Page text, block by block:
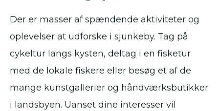
Der er masser af spændende aktiviteter og
oplevelser at udforske i sjunkeby. Tag på
cykeltur langs kysten, deltag i en fisketur
med de lokale fiskere eller besøg et af de
mange kunstgallerier og håndværksbutikker
i landsbyen. Uanset dine interesser vil